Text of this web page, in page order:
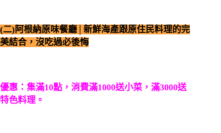
(二)阿根納原味餐廳│新鮮海產跟原住民料理的完
美結合，沒吃過必後悔
優惠：集滿10點，消費滿1000送小菜，滿3000送
特色料理。